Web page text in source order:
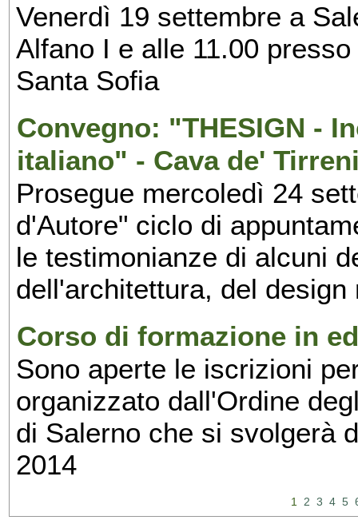
Venerdì 19 settembre a
Alfano I e alle 11.00
Santa Sofia
Convegno: "THESIGN -
italiano" - Cava de'
Prosegue mercoledì 24
d'Autore" ciclo di
le testimonianze di alcuni
dell'architettura, del
Corso di formazione in
Sono aperte le iscrizioni
organizzato dall'Ordine
di Salerno che si svolgerà
2014
1 2 3 4 5